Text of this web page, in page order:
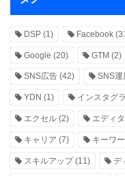
DSP (1) Facebook
Google (20) GTM (2)
SNS広告 (42) SNS運
YDN (1) インスタグ
エクセル (2) エディ
キャリア (7) キーワ
スキルアップ(11) デ